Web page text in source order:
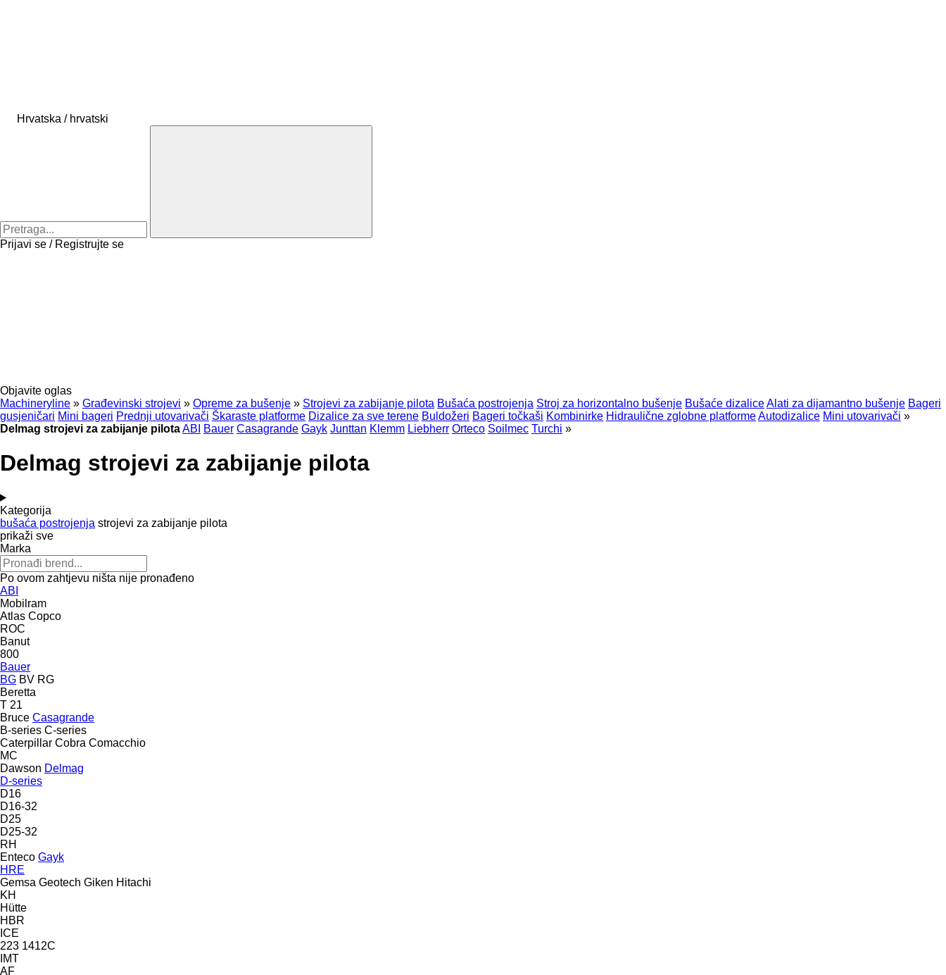
Hrvatska / hrvatski
Prijavi se / Registrujte se
Objavite oglas
Machineryline » Građevinski strojevi » Opreme za bušenje » Strojevi za zabijanje pilota Bušaća postrojenja Stroj za horizontalno bušenje Bušaće dizaliceAlati za dijamantno bušenje Bageri
gusjeničari Mini bageri Prednji utovarivači Škaraste platforme Dizalice za sve terene Buldožeri Bageri točkaši Kombinirke Hidraulične zglobne platformeAutodizalice Mini utovarivači »
Delmag strojevi za zabijanje pilotaABI Bauer Casagrande Gayk Junttan Klemm Liebherr Orteco Soilmec Turchi »
Delmag strojevi za zabijanje pilota
Kategorija
bušaća postrojenja strojevi za zabijanje pilota
prikaži sve
Marka
Po ovom zahtjevu ništa nije pronađeno
ABI
Mobilram
Atlas Copco
ROC
Banut
800
Bauer
BG BV RG
Beretta
T 21
Bruce Casagrande
B-series C-series
Caterpillar Cobra Comacchio
MC
Dawson Delmag
D-series
D16
D16-32
D25
D25-32
RH
Enteco Gayk
HRE
Gemsa Geotech Giken Hitachi
KH
Hütte
HBR
ICE
223 1412C
IMT
AF